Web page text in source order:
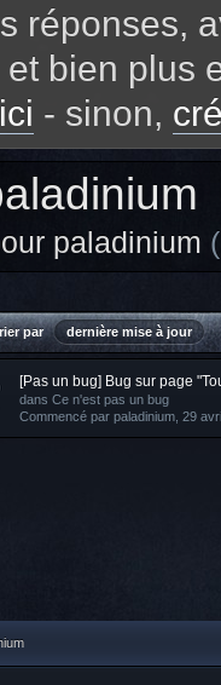
réponses,
bien plus
- sinon,
paladinium
par dernière mise à jour
[Pas un bug] Bug sur page
dans Ce n'est pas un bug
Commencé par paladinium , 29